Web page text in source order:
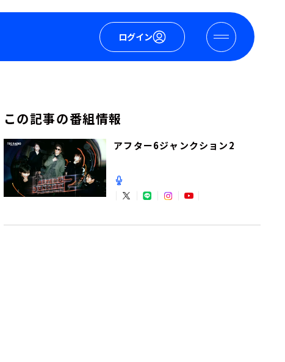
ログイン
この記事の番組情報
アフター6ジャンクション2